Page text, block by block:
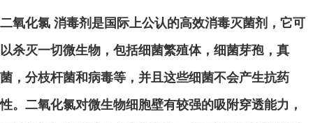
二氧化氯 消毒剂是国际上公认的高效消毒灭菌剂，它可
以杀灭一切微生物，包括细菌繁殖体，细菌芽孢， 真
菌 ，分枝杆菌和病毒等，并且这些细菌不会产生抗药
性。二氧化氯对微生物细胞壁有较强的吸附穿透能力，